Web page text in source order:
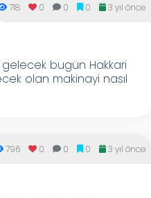
718 0 0 0 3 yıl önce
gelecek bugün Hakkari
olan makinayi nasıl
796 0 0 0 3 yıl önce